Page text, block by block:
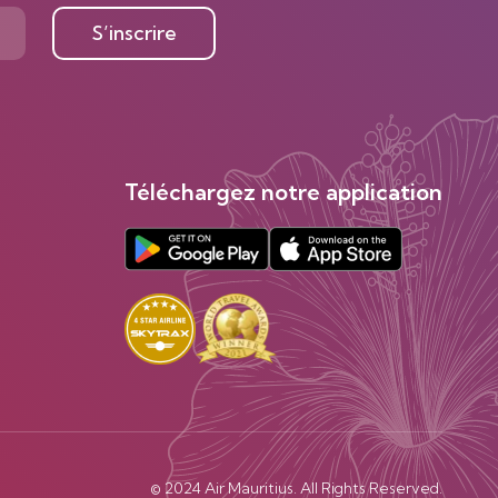
S’inscrire
Téléchargez notre application
© 2024 Air Mauritius. All Rights Reserved.